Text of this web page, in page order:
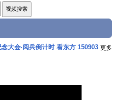
大会·阅兵倒计时 看东方 150903 更多